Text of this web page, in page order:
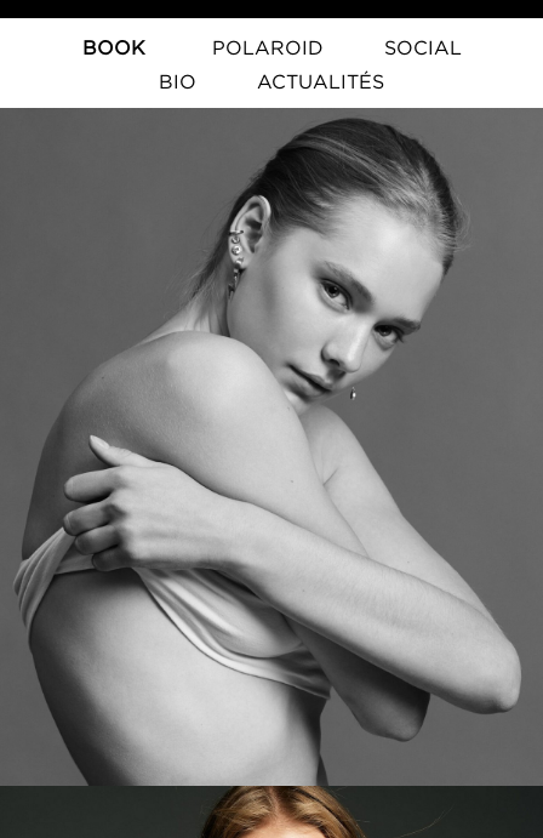
BOOK POLAROID
SOCIAL
BIO
ACTUALITÉS